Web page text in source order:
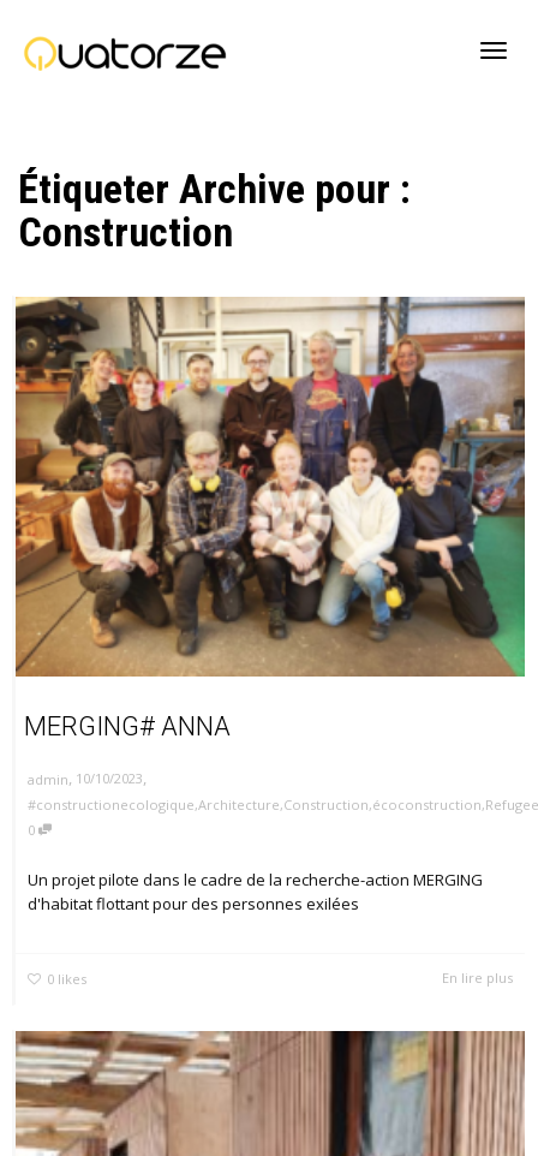
Étiqueter Archive pour :
Construction
MERGING# ANNA
admin, 10/10/2023,
#constructionecologique,Architecture,Construction,écoconstruction,
0
Un projet pilote dans le cadre de la recherche-action MERGING
d'habitat flottant pour des personnes exilées
0 likes En lire plus